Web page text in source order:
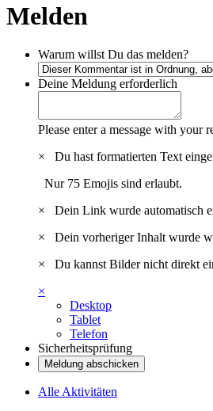
Melden
Warum willst Du das melden?
Deine Meldung erforderlich
Please enter a message with your
×
Du hast formatierten Text
Nur 75 Emojis sind erlaubt.
×
Dein Link wurde automatisch
×
Dein vorheriger Inhalt wurde
×
Du kannst Bilder nicht direkt
×
Desktop
Tablet
Telefon
Sicherheitsprüfung
Meldung abschicken
Alle Aktivitäten